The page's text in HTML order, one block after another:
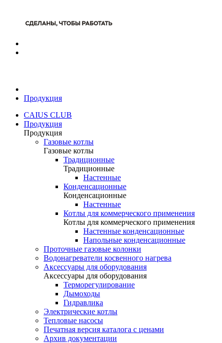
Продукция
CAIUS CLUB
Продукция
Продукция
Газовые котлы
Газовые котлы
Традиционные
Традиционные
Настенные
Конденсационные
Конденсационные
Настенные
Котлы для коммерческого применения
Котлы для коммерческого применения
Настенные конденсационные
Напольные конденсационные
Проточные газовые колонки
Водонагреватели косвенного нагрева
Аксессуары для оборудования
Аксессуары для оборудования
Терморегулирование
Дымоходы
Гидравлика
Электрические котлы
Тепловые насосы
Печатная версия каталога с ценами
Архив документации